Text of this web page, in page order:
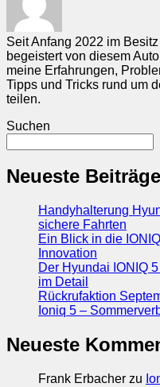
Seit Anfang 2022 im
begeistert von diesem
meine Erfahrungen,
Tipps und Tricks rund um
teilen.
Suchen
Neueste Beiträge
Handyhalterung
sichere Fahrten
Ein Blick in die
Innovation
Der Hyundai IONIQ
im Detail
Rückrufaktion
Ioniq 5 –
Neueste
Frank Erbacher zu